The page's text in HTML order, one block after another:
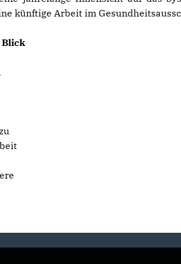
künftige Arbeit im
Blick